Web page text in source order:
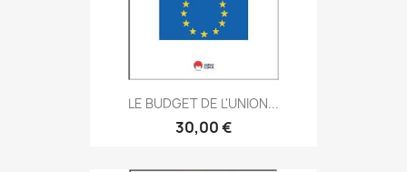
LE BUDGET DE L'UNION...
30,00 €